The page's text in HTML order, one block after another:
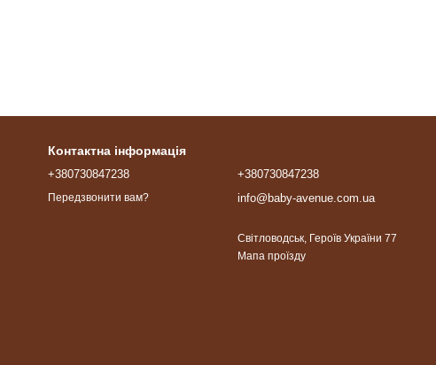
Контактна інформація
+380730847238
Передзвонити вам?
+380730847238
info@baby-avenue.com.ua
Світловодськ, Героїв України 77
Мапа проїзду